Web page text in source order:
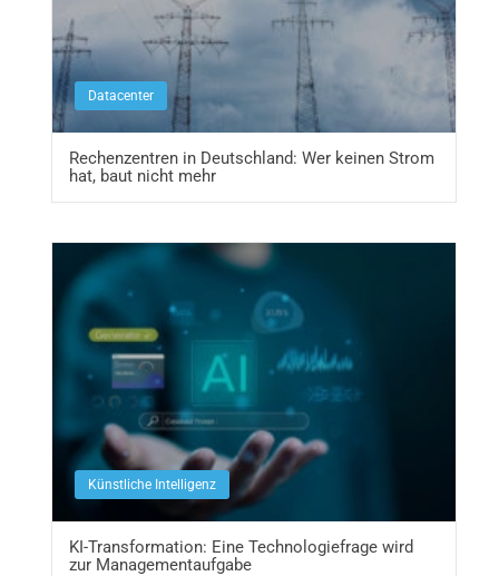
Datacenter
Rechenzentren in Deutschland: Wer keinen Strom
hat, baut nicht mehr
Künstliche Intelligenz
KI-Transformation: Eine Technologiefrage wird
zur Managementaufgabe